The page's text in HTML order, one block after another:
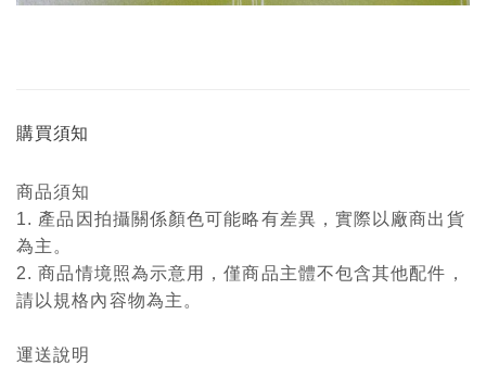
購買須知
商品須知
1. 產品因拍攝關係顏色可能略有差異，實際以廠商出貨
為主。
2. 商品情境照為示意用，僅商品主體不包含其他配件，
請以規格內容物為主。
運送說明